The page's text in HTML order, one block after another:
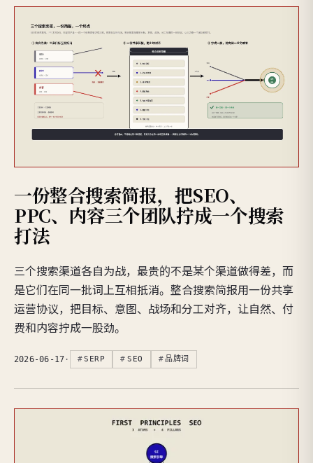
一份整合搜索简报，把SEO、
PPC、内容三个团队拧成一个搜索
打法
三个搜索渠道各自为战，最贵的不是某个渠道做得差，而
是它们在同一批词上互相抵消。整合搜索简报用一份共享
运营协议，把目标、意图、战场和分工对齐，让自然、付
费和内容拧成一股劲。
2026-06-17 · SERP SEO 品牌词